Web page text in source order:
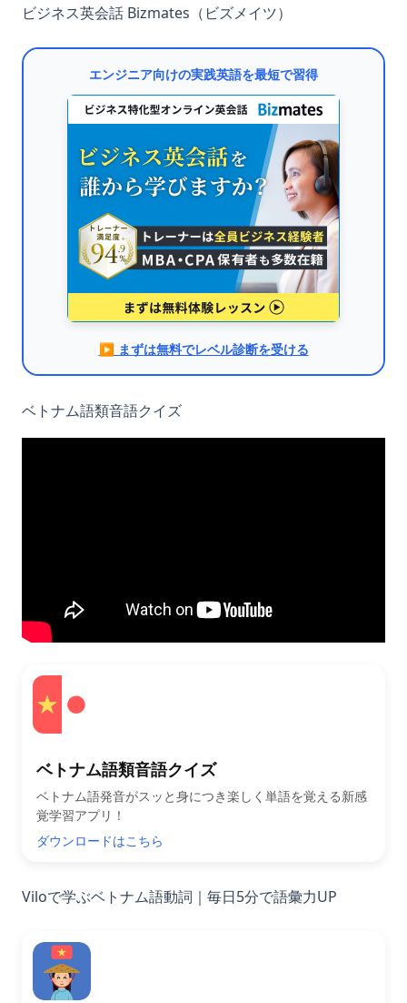
ビジネス英会話 Bizmates（ビズメイツ）
エンジニア向けの実践英語を最短で習得
▶︎ まずは無料でレベル診断を受ける
ベトナム語類音語クイズ
ベトナム語類音語クイズ
ベトナム語発音がスッと身につき楽しく単語を覚える新感
覚学習アプリ！
ダウンロードはこちら
Viloで学ぶベトナム語動詞｜毎日5分で語彙力UP